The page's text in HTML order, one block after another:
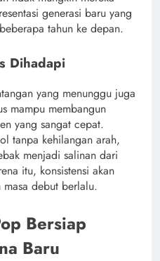
generasi baru yang
tahun ke depan.
Dihadapi
yang menunggu juga
mampu membangun
yang sangat cepat.
tanpa kehilangan arah,
menjadi salinan dari
itu, konsistensi akan
debut berlalu.
Bersiap
Baru